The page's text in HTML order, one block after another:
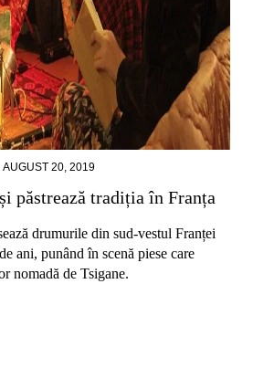
AUGUST 20, 2019
păstrează tradiția în Franța
drumurile din sud-vestul Franței
ani, punând în scenă piese care
nomadă de Tsigane.